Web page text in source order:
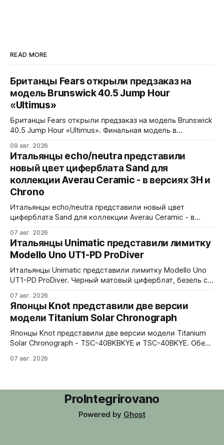
READ MORE
Британцы Fears открыли предзаказ на
модель Brunswick 40.5 Jump Hour
«Ultimus»
Британцы Fears открыли предзаказ на модель Brunswick
40.5 Jump Hour «Ultimus». Финальная модель в
с Andrew Morgan. Прыгающий час реализован на модуле
JJ01 (разработка Christopher Ward) на базе Sellita SW200.
Циферблат собран из трех элементов, находящихся над
люминесцентным часовым диском: внешний - сапфир с
09 авг. 2026
Итальянцы echo/neutra представили
новый цвет циферблата Sand для
коллекции Averau Ceramic - в версиях 3H и
Chrono
Итальянцы echo/neutra представили новый цвет
циферблата Sand для коллекции Averau Ceramic - в
контрастирует с тёмным корпусом из матовой чёрной
керамики и титана Grade 2. Сапфировое стекло с
куполом, завинчивающаяся заводная головка,
водозащита 100 метров. Ремешки на выбор - чёрный
текстильный, чёрный веганский (BioVeg из
07 авг. 2026
Итальянцы Unimatic представили лимитку
Modello Uno UT1-PD ProDiver
Итальянцы Unimatic представили лимитку Modello Uno
UT1-PD ProDiver. Черный матовый циферблат, безель с
стекло 2,5 мм с антибликом. Крышка с гравировкой
дайверской маски. Соответствует стандарту MIL-STD-
810H. Водозащита 300 метров. 40x41,5 мм Seiko VH31A
кварц На черном каучуковом ремешке
07 авг. 2026
Японцы Knot представили две версии
модели Titanium Solar Chronograph
Японцы Knot представили две версии модели Titanium
Solar Chronograph - TSC-40BKBKYE и TSC-40BKYE. Обе
у TSC-40BKBKYE жёлтые акценты на чёрном
цвете. Часы продаются в комплекте с силиконовым
07 авг. 2026
ProIntegrirovano
Powered by Ghost